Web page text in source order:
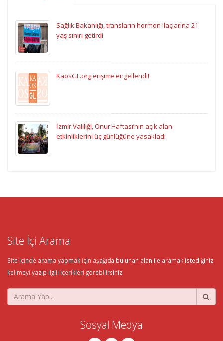
Sağlık Bakanlığı, transların hormon ilaçlarına 21
yaş sınırı getirdi
KaosGL.org erişime engellendi!
İzmir Valiliği, Onur Haftası’nın açık alan
etkinliklerini üç günlüğüne yasakladı
Site İçi Arama
Site içinde arama yapmak için aşağıda bulunan alan ile aramak istediğiniz
kelimeyi yazıp ilgili içerikleri görebilirsiniz.
Sosyal Medya